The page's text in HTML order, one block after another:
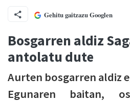
Gehitu gaitzazu Googlen
Bosgarren aldiz
antolatu dute
Aurten bosgarren aldiz
Egunaren baitan,